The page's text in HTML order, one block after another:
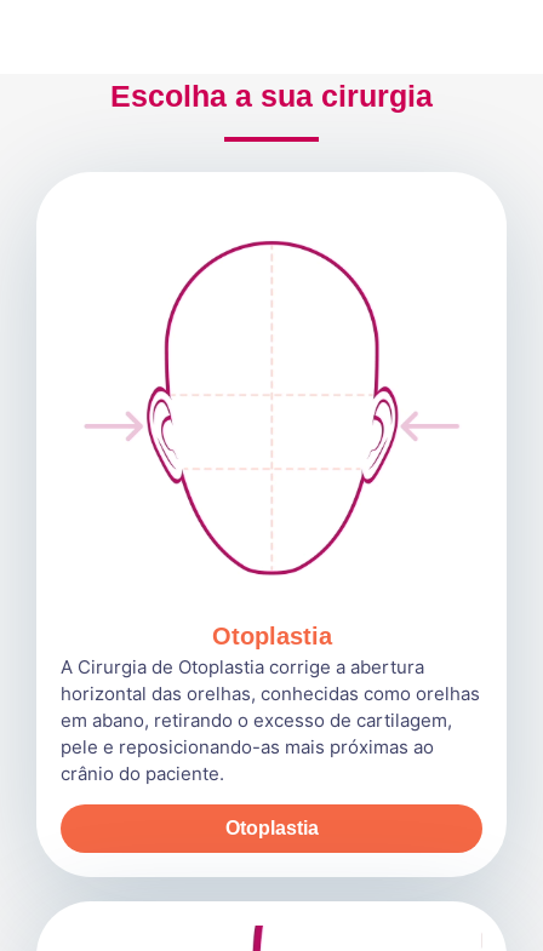
Escolha a sua cirurgia
Otoplastia
A Cirurgia de Otoplastia corrige a abertura
horizontal das orelhas, conhecidas como orelhas
em abano, retirando o excesso de cartilagem,
pele e reposicionando-as mais próximas ao
crânio do paciente.
Otoplastia